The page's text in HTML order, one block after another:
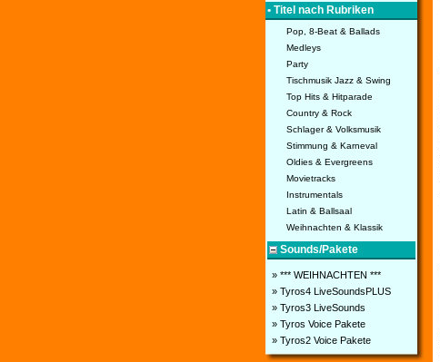
• Titel nach Rubriken
Pop, 8-Beat & Ballads
Medleys
Party
Tischmusik Jazz & Swing
Top Hits & Hitparade
Country & Rock
Schlager & Volksmusik
Stimmung & Karneval
Oldies & Evergreens
Movietracks
Instrumentals
Latin & Ballsaal
Weihnachten & Klassik
Sounds/Pakete
» *** WEIHNACHTEN ***
» Tyros4 LiveSoundsPLUS
» Tyros3 LiveSounds
» Tyros Voice Pakete
» Tyros2 Voice Pakete